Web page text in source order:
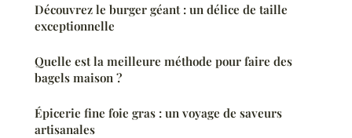
Découvrez le burger géant : un délice de taille
exceptionnelle
Quelle est la meilleure méthode pour faire des
bagels maison ?
Épicerie fine foie gras : un voyage de saveurs
artisanales